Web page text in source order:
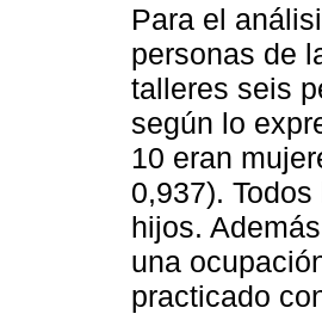
Para el
personas de
talleres seis
según lo
10 eran
0,937).
hijos.
una
practicado